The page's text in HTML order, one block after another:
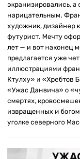
экранизировались, а
нарицательным.
художник, дизайнер
футурист. Мечту
лет — и вот наконец
предлагается уже
иллюстрациями
Ктулху» и «Хребтов
«Ужас Данвича» о
смертях,
извращенных и
уголке северного